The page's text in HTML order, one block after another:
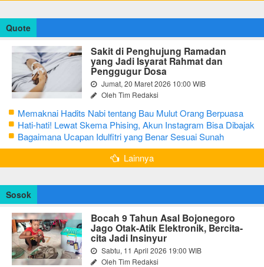
Quote
Sakit di Penghujung Ramadan
yang Jadi Isyarat Rahmat dan
Penggugur Dosa
Jumat, 20 Maret 2026 10:00 WIB
Oleh Tim Redaksi
Memaknai Hadits Nabi tentang Bau Mulut Orang Berpuasa
Secara Bijak Agar Tidak Menggangu
Hati-hati! Lewat Skema Phising, Akun Instagram Bisa Dibajak
Kurang dari 3 Menit
Bagaimana Ucapan Idulfitri yang Benar Sesuai Sunah
Rasulullah
Lainnya
Sosok
Bocah 9 Tahun Asal Bojonegoro
Jago Otak-Atik Elektronik, Bercita-
cita Jadi Insinyur
Sabtu, 11 April 2026 19:00 WIB
Oleh Tim Redaksi